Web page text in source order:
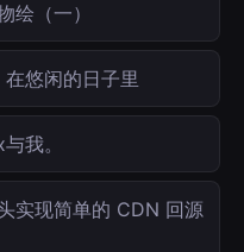
绘（一）
在悠闲的日子里
我。
实现简单的 CDN 回源